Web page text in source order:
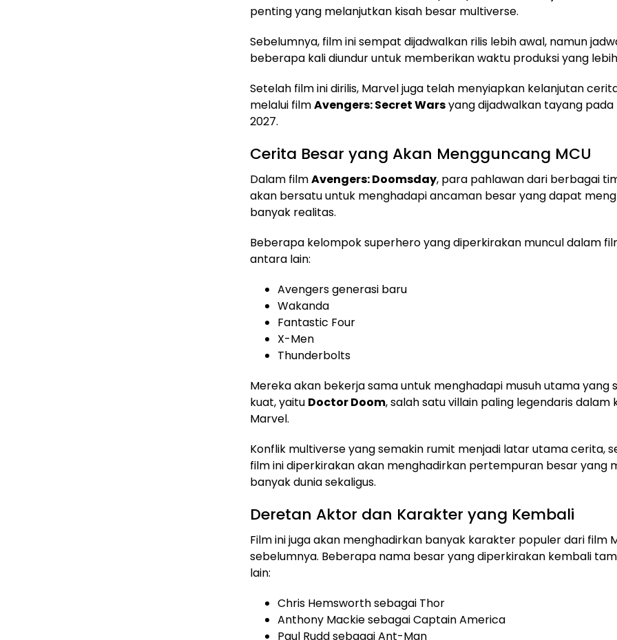
penting yang melanjutkan kisah besar multiverse.
Sebelumnya, film ini sempat dijadwalkan rilis lebih awal, namun
beberapa kali diundur untuk memberikan waktu produksi yang
Setelah film ini dirilis, Marvel juga telah menyiapkan kelanjutan
melalui filmAvengers: Secret Warsyang dijadwalkan tayang
2027.
Cerita Besar yang Akan Mengguncang MCU
Dalam filmAvengers: Doomsday, para pahlawan dari berbagai
akan bersatu untuk menghadapi ancaman besar yang dapat
banyak realitas.
Beberapa kelompok superhero yang diperkirakan muncul dalam
antara lain:
Avengers generasi baru
Wakanda
Fantastic Four
X-Men
Thunderbolts
Mereka akan bekerja sama untuk menghadapi musuh utama yang
kuat, yaitu Doctor Doom, salah satu villain paling legendaris dalam
Marvel.
Konflik multiverse yang semakin rumit menjadi latar utama cerita,
film ini diperkirakan akan menghadirkan pertempuran besar yang
banyak dunia sekaligus.
Deretan Aktor dan Karakter yang Kembali
Film ini juga akan menghadirkan banyak karakter populer dari film
sebelumnya. Beberapa nama besar yang diperkirakan kembali
lain:
Chris Hemsworth sebagai Thor
Anthony Mackie sebagai Captain America
Paul Rudd sebagai Ant-Man